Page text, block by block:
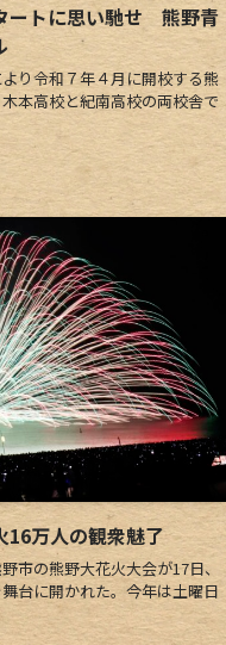
ートに思い馳せ 熊野青
り令和７年４月に開校する熊
本高校と紀南高校の両校舎で
万人の観衆魅了
市の熊野大花火大会が17日、
台に開かれた。今年は土曜日